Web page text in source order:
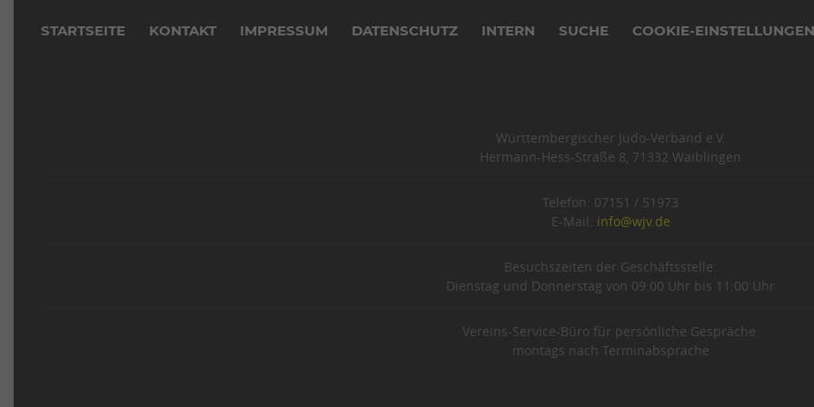
STARTSEITE KONTAKT IMPRESSUM DATENSCHUTZ INTERN SUCHE COOKIE-EINSTELLUNGEN
Württembergischer Judo-Verband e.V.
Hermann-Hess-Straße 8, 71332 Waiblingen
Telefon: 07151 / 51973
E-Mail: info@wjv.de
Besuchszeiten der Geschäftsstelle:
Dienstag und Donnerstag von 09:00 Uhr bis 11:00 Uhr
Vereins-Service-Büro für persönliche Gespräche:
montags nach Terminabsprache